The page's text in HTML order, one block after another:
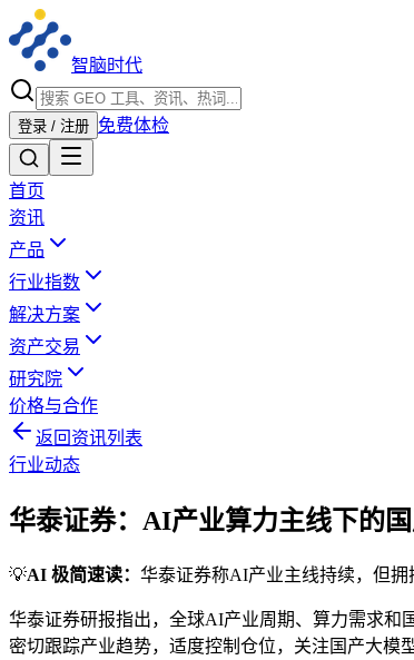
智脑时代
登录 / 注册 免费体检
首页
资讯
产品
行业指数
解决方案
资产交易
研究院
价格与合作
返回资讯列表
行业动态
华泰证券：AI产业算力主线下的
💡AI 极简速读： 华泰证券称AI产业主线持续，但拥
华泰证券研报指出，全球AI产业周期、算力需求和
密切跟踪产业趋势，适度控制仓位，关注国产大模